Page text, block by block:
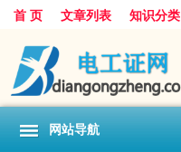
首 页 文章列表 知识分类
网站导航